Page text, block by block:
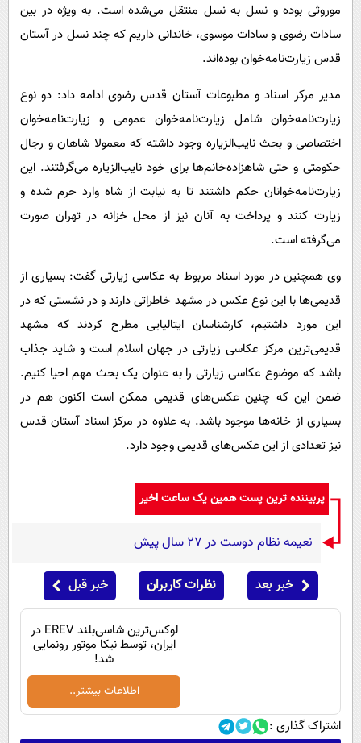
موروثی بوده و نسل به نسل منتقل می‌شده است. به ویژه در بین
سادات رضوی و سادات موسوی، خاندانی داریم که چند نسل در آستان
قدس زیارت‌نامه‌خوان بوده‌اند.
مدیر مرکز اسناد و مطبوعات آستان قدس رضوی ادامه داد: دو نوع
زیارت‌نامه‌خوان شامل زیارت‌نامه‌خوان عمومی و زیارت‌نامه‌خوان
اختصاصی و بحث نایب‌الزیاره وجود داشته که معمولا شاهان و رجال
حکومتی و حتی شاهزاده‌خانم‌ها برای خود نایب‌الزیاره می‌گرفتند. این
زیارت‌نامه‌خوانان حکم داشتند تا به نیابت از شاه وارد حرم شده و
زیارت کنند و پرداخت به آنان نیز از محل خزانه در تهران صورت
می‌گرفته است.
وی همچنین در مورد اسناد مربوط به عکاسی زیارتی گفت: بسیاری از
قدیمی‌ها با این نوع عکس در مشهد خاطراتی دارند و در نشستی که در
این مورد داشتیم، کارشناسان ایتالیایی مطرح کردند که مشهد
قدیمی‌ترین مرکز عکاسی زیارتی در جهان اسلام است و شاید جذاب
باشد که موضوع عکاسی زیارتی را به عنوان یک بحث مهم احیا کنیم.
ضمن این که چنین عکس‌های قدیمی ممکن است اکنون هم در
بسیاری از خانه‌ها موجود باشد. به علاوه در مرکز اسناد آستان قدس
نیز تعدادی از این عکس‌های قدیمی وجود دارد.
پربیننده ترین پست همین یک ساعت اخیر
نعیمه نظام دوست در 27 سال پیش
خبر بعد نظرات کاربران خبر قبل
لوکس‌ترین شاسی‌بلند EREV در
ایران، توسط نیکا موتور رونمایی
شد!
اطلاعات بیشتر..
اشتراک گذاری :